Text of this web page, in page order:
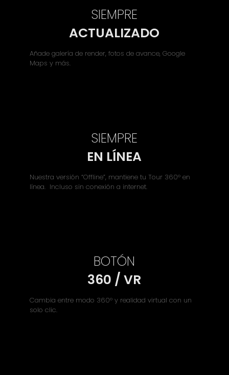
SIEMPRE
ACTUALIZADO
Añade galería de render, fotos de avance, Google
Maps y más.
SIEMPRE
EN LÍNEA
Nuestra versión “Offline”, mantiene tu Tour 360° en
línea. Incluso sin conexión a internet.
BOTÓN
360 / VR
Cambia entre modo 360° y realidad virtual con un
solo clic.